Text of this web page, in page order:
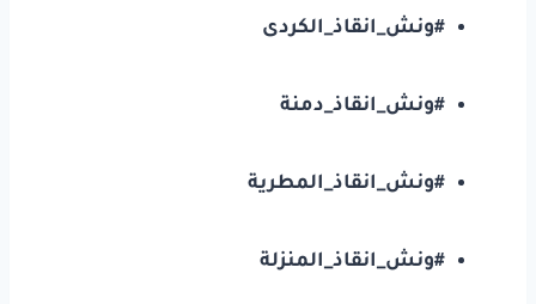
#ونش_انقاذ_الكردى
#ونش_انقاذ_دمنة
#ونش_انقاذ_المطرية
#ونش_انقاذ_المنزلة